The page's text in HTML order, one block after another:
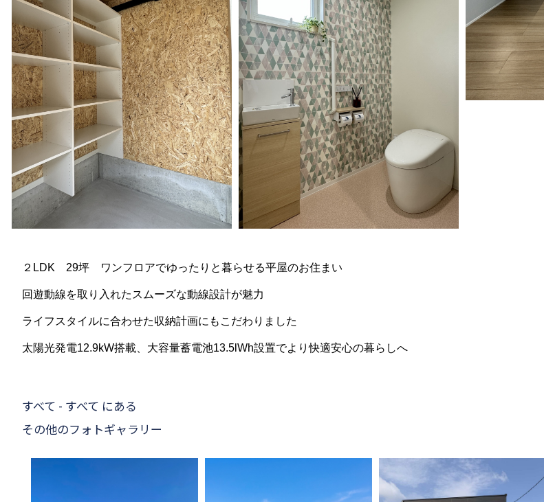
２LDK 29坪 ワンフロアでゆったりと暮らせる平屋のお住まい
回遊動線を取り入れたスムーズな動線設計が魅力
ライフスタイルに合わせた収納計画にもこだわりました
太陽光発電12.9kW搭載、大容量蓄電池13.5lWh設置でより快適安心の暮らしへ
すべて - すべて にある
その他のフォトギャラリー